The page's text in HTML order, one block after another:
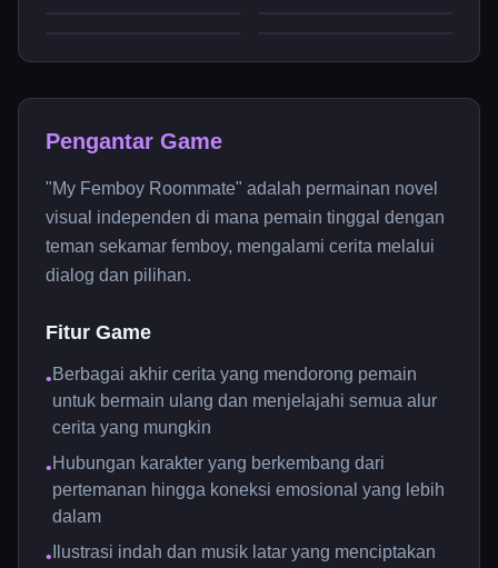
Pengantar Game
"My Femboy Roommate" adalah permainan novel
visual independen di mana pemain tinggal dengan
teman sekamar femboy, mengalami cerita melalui
dialog dan pilihan.
Fitur Game
•Berbagai akhir cerita yang mendorong pemain
untuk bermain ulang dan menjelajahi semua alur
cerita yang mungkin
•Hubungan karakter yang berkembang dari
pertemanan hingga koneksi emosional yang lebih
dalam
• Ilustrasi indah dan musik latar yang menciptakan